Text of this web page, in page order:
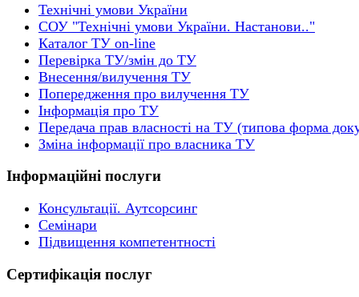
Технічні умови України
СОУ "Технічні умови України. Настанови.."
Каталог ТУ on-line
Перевірка ТУ/змін до ТУ
Внесення/вилучення ТУ
Попередження про вилучення ТУ
Інформація про ТУ
Передача прав власності на ТУ (типова форма
Зміна інформації про власника ТУ
Інформаційні послуги
Консультації. Аутсорсинг
Семінари
Підвищення компетентності
Сертифікація послуг